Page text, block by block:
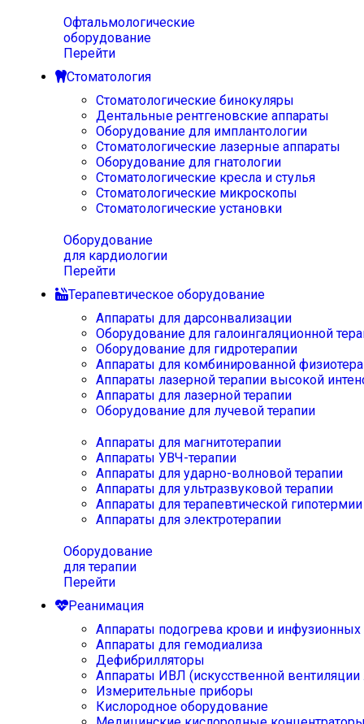
Офтальмологические
оборудование
Перейти
Стоматология
Стоматологические бинокуляры
Дентальные рентгеновские аппараты
Оборудование для имплантологии
Стоматологические лазерные аппараты
Оборудование для гнатологии
Стоматологические кресла и стулья
Стоматологические микроскопы
Стоматологические установки
Оборудование
для кардиологии
Перейти
Терапевтическое оборудование
Аппараты для дарсонвализации
Оборудование для галоингаляционной
Оборудование для гидротерапии
Аппараты для комбинированной
Аппараты лазерной терапии высокой
Аппараты для лазерной терапии
Оборудование для лучевой терапии
Аппараты для магнитотерапии
Аппараты УВЧ-терапии
Аппараты для ударно-волновой терапии
Аппараты для ультразвуковой терапии
Аппараты для терапевтической
Аппараты для электротерапии
Оборудование
для терапии
Перейти
Реанимация
Аппараты подогрева крови и инфузионных
Аппараты для гемодиализа
Дефибрилляторы
Аппараты ИВЛ (искусственной вентиляции
Измерительные приборы
Кислородное оборудование